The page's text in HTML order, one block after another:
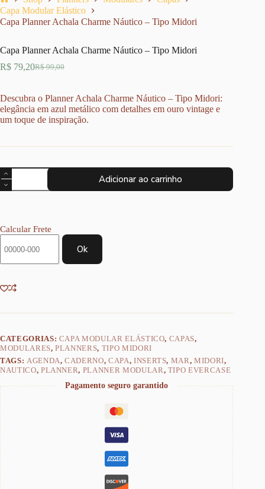
Home
Capa Modular Elástico
Capa Planner Achala Charme Náutico – Tipo Midori
Capa Planner Achala Charme Náutico – Tipo Midori
R$99,00
O
original
era:
R$ 99,00.
R$ 79,20O
atual
é:
R$ 79,20.
Descubra o Planner Achala Charme Náutico – Tipo Midori:
elegância em azul metálico com detalhes em ouro vintage e
um toque de inspiração.
Capa
Planner
Achala
Tipo
quantidade
Adicionar ao carrinho
Calcular Frete
Ok
CATEGORIAS: CAPA MODULAR ELÁSTICO, CAPAS,
MODULARES,PLANNERS, TIPO MIDORI
TAGS: AGENDA,CADERNO, CAPA, INSERTS, MAR,MIDORI,
NAUTICO, PLANNER, PLANNER MODULAR, TIPO EVERCASE
Pagamento seguro garantido